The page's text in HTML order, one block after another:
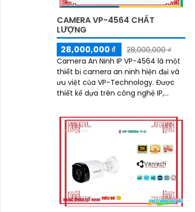
CAMERA VP-4564 CHẤT
LƯỢNG
28,000,000 ₫
28,000,000 ₫
Camera An Ninh IP VP-4564 là một
thiết bị camera an ninh hiện đại và
ưu việt của VP-Technology. Được
thiết kế dựa trên công nghệ IP,
năng mạnh mẽ và độ tin cậy cao
trong việc giám sát và bảo vệ an
ninh